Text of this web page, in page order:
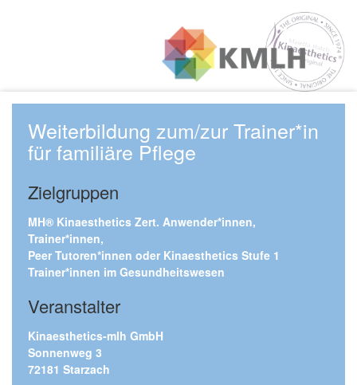
Weiterbildung zum/zur Trainer*in
für familiäre Pflege
Zielgruppen
MH® Kinaesthetics Zert. Anwender*innen,
Trainer*innen,
Peer Tutoren*innen oder Kinaesthetics Stufe 1
Trainer*innen im Gesundheitswesen
Veranstalter
Kinaesthetics-mlh GmbH
Sonnenweg 3
72181 Starzach